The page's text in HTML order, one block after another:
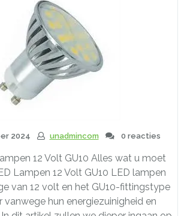
2024 unadmincom 0 reacties
12 Volt GU10 Alles wat u moet
Lampen 12 Volt GU10 LED lampen
van 12 volt en het GU10-fittingstype
vanwege hun energiezuinigheid en